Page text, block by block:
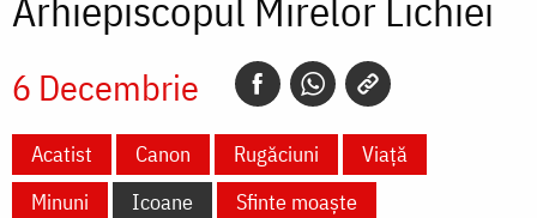
Arhiepiscopul Mirelor Lichiei
6 Decembrie
Acatist Canon Rugăciuni
Viață
Minuni
Icoane
Sfinte moaște